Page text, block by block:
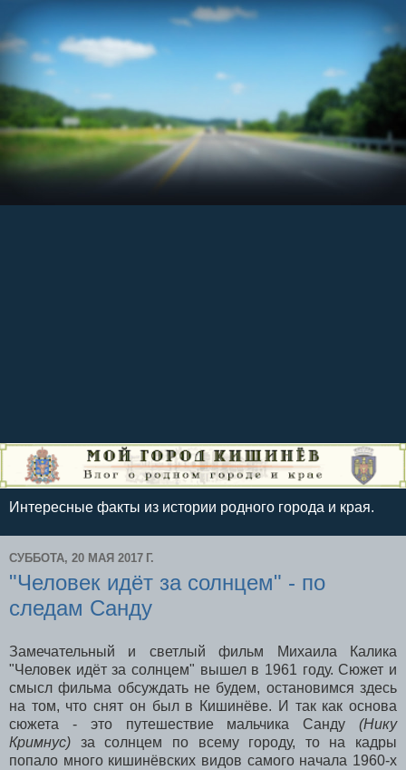
Интересные факты из истории родного города и края.
СУББОТА, 20 МАЯ 2017 Г.
"Человек идёт за солнцем" - по
следам Санду
Замечательный и светлый фильм Михаила Калика
"Человек идёт за солнцем" вышел в 1961 году. Сюжет и
смысл фильма обсуждать не будем, остановимся здесь
на том, что снят он был в Кишинёве. И так как основа
сюжета - это путешествие мальчика Санду (Нику
Кримнус) за солнцем по всему городу, то на кадры
попало много кишинёвских видов самого начала 1960-х